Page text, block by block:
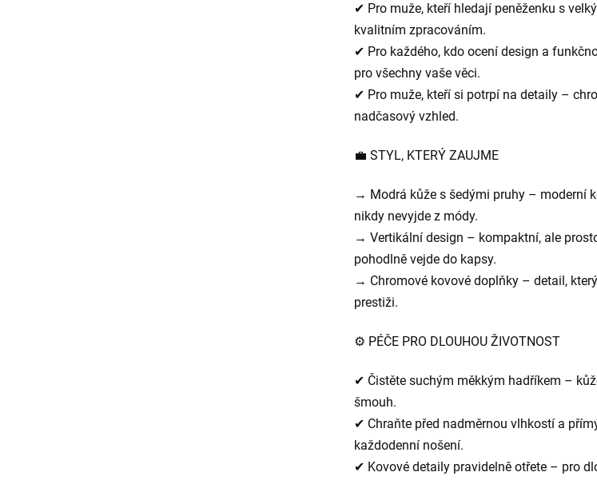
✔ Pro muže, kteří hledají peněženku s
kvalitním zpracováním.
✔ Pro každého, kdo ocení design a
pro všechny vaše věci.
✔ Pro muže, kteří si potrpí na detaily –
nadčasový vzhled.
💼 STYL, KTERÝ ZAUJME
→ Modrá kůže s šedými pruhy – moderní
nikdy nevyjde z módy.
→ Vertikální design – kompaktní, ale
pohodlně vejde do kapsy.
→ Chromové kovové doplňky – detail,
prestiži.
⚙️ PÉČE PRO DLOUHOU ŽIVOTNOST
✔ Čistěte suchým měkkým hadříkem –
šmouh.
✔ Chraňte před nadměrnou vlhkostí a
každodenní nošení.
✔ Kovové detaily pravidelně otřete – pro